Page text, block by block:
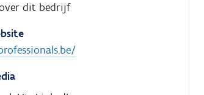
dit bedrijf